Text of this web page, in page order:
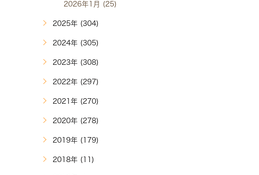
2026年1月 (25)
2025年 (304)
2024年 (305)
2023年 (308)
2022年 (297)
2021年 (270)
2020年 (278)
2019年 (179)
2018年 (11)